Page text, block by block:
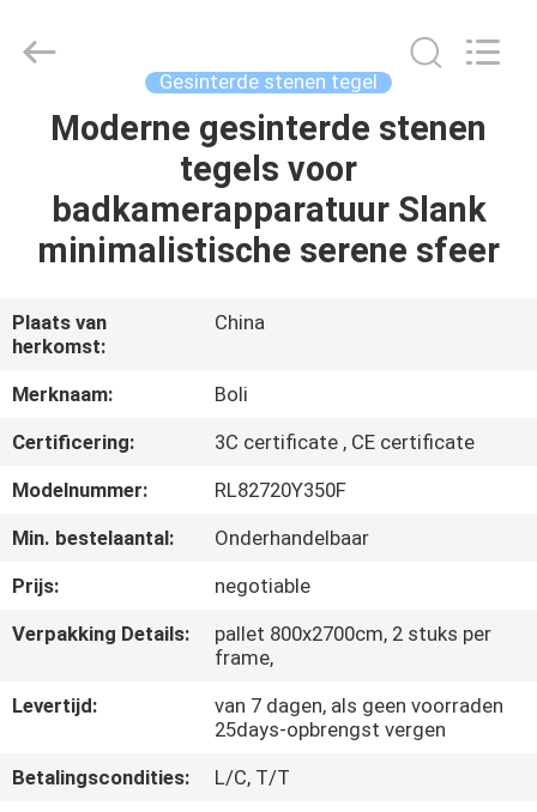
HUIS
PRODUCTEN
OVER
ONS
FABRIEKSTOCHT
KWALITEITSCONTROLE
NEEM
MET
OP
CERAMICS
CO.,LTD..
Gesinterde stenen tegel
Moderne gesinterde stenen
tegels voor
badkamerapparatuur Slank
minimalistische serene sfeer
Plaats van
herkomst:
China
Merknaam:
Boli
Certificering:
3C certificate , CE certificate
Modelnummer:
RL82720Y350F
Min. bestelaantal:
Onderhandelbaar
Prijs:
negotiable
Verpakking Details:
pallet 800x2700cm, 2 stuks per
frame,
Levertijd:
van 7 dagen, als geen voorraden
25days-opbrengst vergen
Betalingscondities:
L/C, T/T